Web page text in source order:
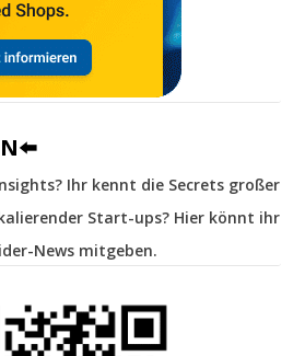
Ihr kennt die Secrets großer
Start-ups? Hier könnt ihr
News mitgeben.